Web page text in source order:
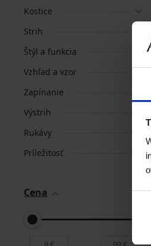
Kostice
Strih
Štýl a funkcia
Vzhľad a vzor
Zapínanie
Výstrih
Rukávy
Príležitosť
Cena